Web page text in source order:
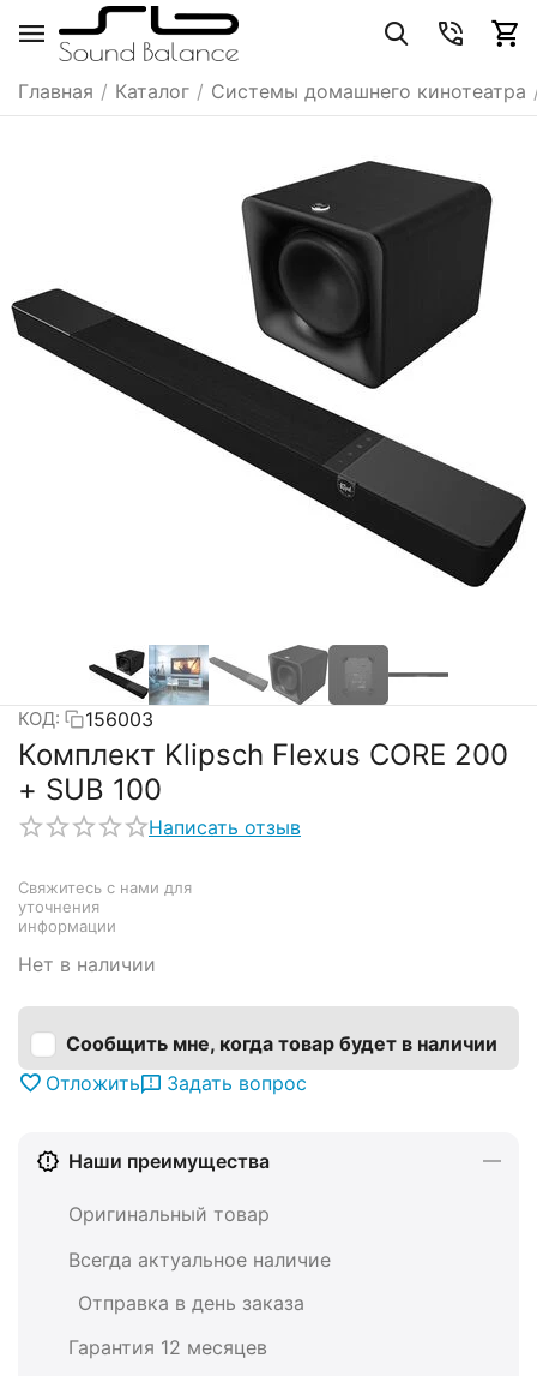
Главная / Каталог / Системы домашнего кинотеатра
КОД: 156003
Комплект Klipsch Flexus CORE 200
+ SUB 100
Написать отзыв
Свяжитесь с нами для
уточнения
информации
Нет в наличии
Сообщить мне, когда товар будет в наличии
Отложить
Задать вопрос
Наши преимущества
Оригинальный товар
Всегда актуальное наличие
Отправка в день заказа
Гарантия 12 месяцев